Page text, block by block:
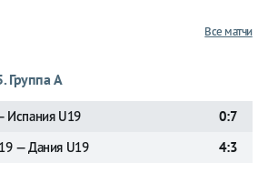
Все матчи
Группа A
Испания U19 0:7
— Дания U19 4:3